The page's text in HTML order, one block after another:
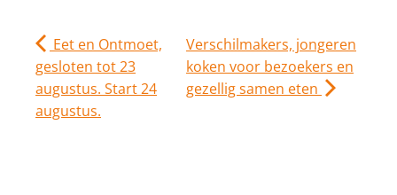
Eet en Ontmoet,
gesloten tot 23
augustus. Start 24
augustus.
Verschilmakers, jongeren
koken voor bezoekers en
gezellig samen eten